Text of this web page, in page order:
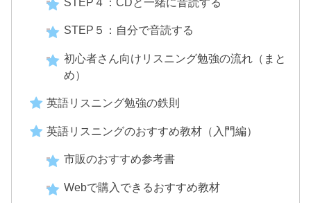
STEP５：自分で音読する
初心者さん向けリスニング勉強の流れ（まと
め）
英語リスニング勉強の鉄則
英語リスニングのおすすめ教材（入門編）
市販のおすすめ参考書
Webで購入できるおすすめ教材